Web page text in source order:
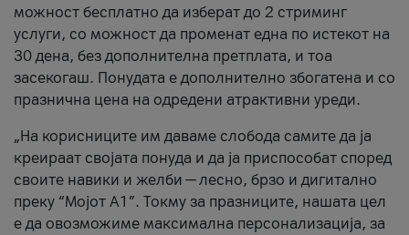
можност бесплатно да изберат до 2 стриминг
услуги, со можност да променат една по истекот на
30 дена, без дополнителна претплата, и тоа
засекогаш. Понудата е дополнително збогатена и со
празнична цена на одредени атрактивни уреди.
„На корисниците им даваме слобода самите да ја
креираат својата понуда и да ја приспособат според
своите навики и желби — лесно, брзо и дигитално
преку “Мојот А1”. Токму за празниците, нашата цел
е да овозможиме максимална персонализација, за